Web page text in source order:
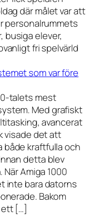
där målet var att
personalrummets
busiga elever,
fri spelvärld
som var före
talets mest
Med grafiskt
avancerat
visade det att
både kraftfulla och
detta blev
Amiga 1000
inte bara datorns
Bakom
[…]